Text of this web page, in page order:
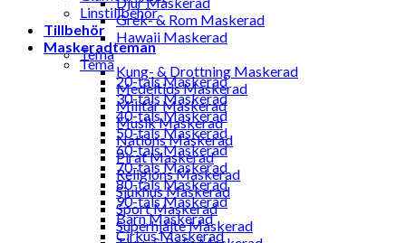
Grek- & Rom Maskerad
Hawaii Maskerad
Tema
Kung- & Drottning Maskerad
Medeltids Maskerad
Militär Maskerad
Musik Maskerad
Nations Maskerad
Pirat Maskerad
Religions Maskerad
Sjukhus Maskerad
Sport Maskerad
Superhjälte Maskerad
Linstillbehör
Tillbehör
Maskeradteman
Tema
20-tals Maskerad
30-tals Maskerad
40-tals Maskerad
50-tals Maskerad
60-tals Maskerad
70-tals Maskerad
80-tals Maskerad
90-tals Maskerad
Barn Maskerad
Cirkus Maskerad